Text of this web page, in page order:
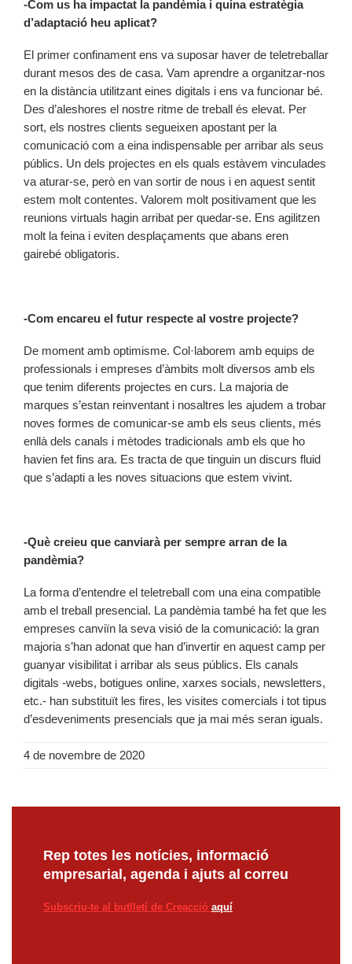
-Com us ha impactat la pandèmia i quina estratègia
d’adaptació heu aplicat?
El primer confinament ens va suposar haver de teletreballar
durant mesos des de casa. Vam aprendre a organitzar-nos
en la distància utilitzant eines digitals i ens va funcionar bé.
Des d’aleshores el nostre ritme de treball és elevat. Per
sort, els nostres clients segueixen apostant per la
comunicació com a eina indispensable per arribar als seus
públics. Un dels projectes en els quals estàvem vinculades
va aturar-se, però en van sortir de nous i en aquest sentit
estem molt contentes. Valorem molt positivament que les
reunions virtuals hagin arribat per quedar-se. Ens agilitzen
molt la feina i eviten desplaçaments que abans eren
gairebé obligatoris.
-Com encareu el futur respecte al vostre projecte?
De moment amb optimisme. Col·laborem amb equips de
professionals i empreses d’àmbits molt diversos amb els
que tenim diferents projectes en curs. La majoria de
marques s’estan reinventant i nosaltres les ajudem a trobar
noves formes de comunicar-se amb els seus clients, més
enllà dels canals i mètodes tradicionals amb els que ho
havien fet fins ara. Es tracta de que tinguin un discurs fluid
que s’adapti a les noves situacions que estem vivint.
-Què creieu que canviarà per sempre arran de la
pandèmia?
La forma d’entendre el teletreball com una eina compatible
amb el treball presencial. La pandèmia també ha fet que les
empreses canviïn la seva visió de la comunicació: la gran
majoria s’han adonat que han d’invertir en aquest camp per
guanyar visibilitat i arribar als seus públics. Els canals
digitals -webs, botigues online, xarxes socials, newsletters,
etc.- han substituït les fires, les visites comercials i tot tipus
d’esdeveniments presencials que ja mai més seran iguals.
4 de novembre de 2020
Rep totes les notícies, informació
empresarial, agenda i ajuts al correu
Subscriu-te al butlletí de Creacció aquí